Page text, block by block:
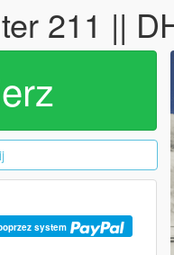
211 ||
system